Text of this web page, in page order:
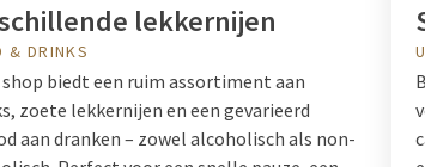
lekkernijen
& DRINKS
shop biedt een ruim assortiment aan
zoete lekkernijen en een gevarieerd
aan dranken – zowel alcoholisch als non-